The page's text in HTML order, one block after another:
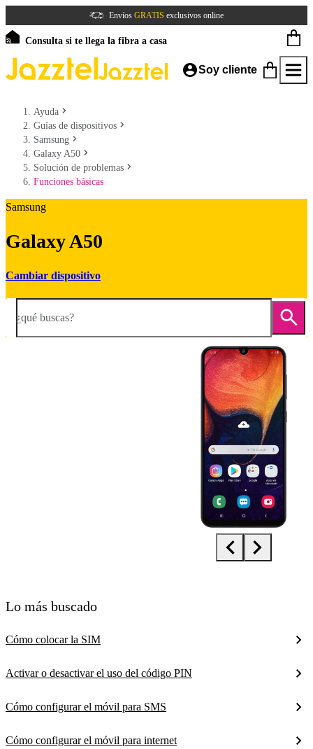
Envíos GRATIS exclusivos online
Consulta si te llega la fibra a casa
Soy cliente
Ayuda
Guías de dispositivos
Samsung
Galaxy A50
Solución de problemas
Funciones básicas
Samsung
Galaxy A50
Cambiar dispositivo
¿qué buscas?
Lo más buscado
Cómo colocar la SIM
Activar o desactivar el uso del código PIN
Cómo configurar el móvil para SMS
Cómo configurar el móvil para internet